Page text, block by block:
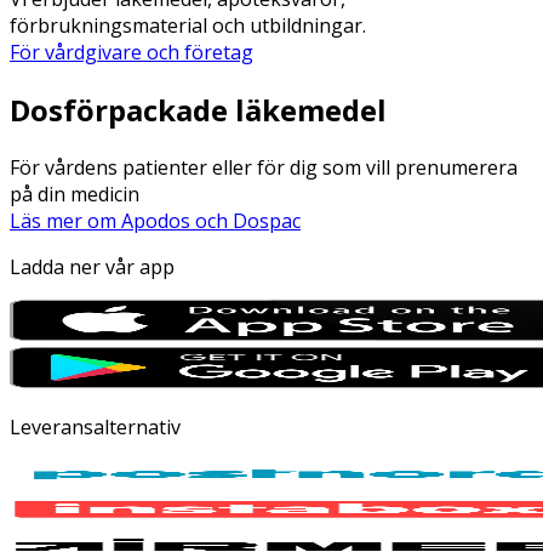
förbrukningsmaterial och utbildningar.
För vårdgivare och företag
Dosförpackade läkemedel
För vårdens patienter eller för dig som vill prenumerera
på din medicin
Läs mer om Apodos och Dospac
Ladda ner vår app
Leveransalternativ